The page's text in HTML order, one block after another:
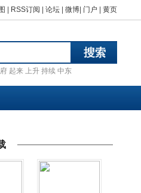
RSS订阅 论坛 微博 门户 黄页
起来 上升 持续 中东